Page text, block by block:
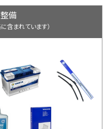
備
含まれています）